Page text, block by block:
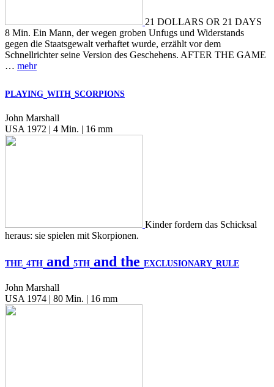
21 DOLLARS OR 21 DAYS
8 Min. Ein Mann, der wegen groben Unfugs und Widerstands
gegen die Staatsgewalt verhaftet wurde, erzählt vor dem
Schnellrichter seine Version des Geschehens. AFTER THE GAME
… mehr
PLAYING WITH SCORPIONS
John Marshall
USA 1972 | 4 Min. | 16 mm
Kinder fordern das Schicksal
heraus: sie spielen mit Skorpionen.
THE 4TH and 5TH and the EXCLUSIONARY RULE
John Marshall
USA 1974 | 80 Min. | 16 mm